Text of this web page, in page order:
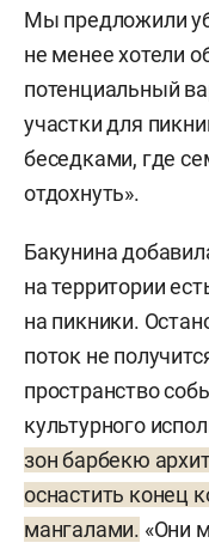
Мы предложили
не менее хотели
потенциальный
участки для
беседками, где
отдохнуть».
Бакунина
на территории
на пикники.
поток не
пространство
культурного
зон барбекю
оснастить конец
мангалами. «Они